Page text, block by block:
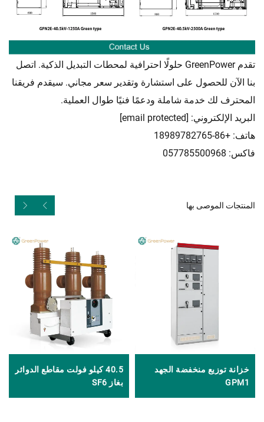
تقدم GreenPower حلولًا احترافية لمحطات التبديل الذكية. اتصل
بنا الآن للحصول على استشارة وتقدير سعر مجاني. سيقدم فريقنا
المحترف لك خدمة شاملة ودعمًا فنيًا طوال العملية.
البريد الإلكتروني: [email protected]
هاتف: +86-18989782765
فاكس: 057785500968
المنتجات الموصى بها
خزانة توزيع منخفضة الجهد
GPM1
40.5 كيلو فولت مقاطع الدوائر
بغاز SF6